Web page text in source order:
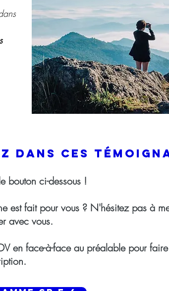
dans ces
bouton ci-dessous !
est fait pour vous ? N'hésitez pas à
avec vous.
en face-à-face au préalable pour